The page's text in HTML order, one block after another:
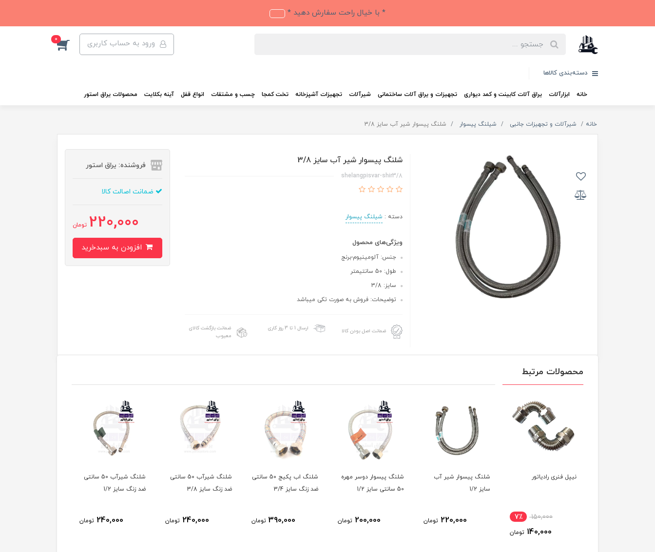
* با خیال راحت سفارش دهید *
ورود به حساب کاربری 0
دسته‌بندی کالاها
خانه ابزارآلات یراق آلات کابینت و کمد دیواری تجهیزات و یراق آلات ساختمانی شیرآلات تجهیزات آشپزخانه تخت کمجا چسب و مشتقات انواع قفل آینه بکلایت محصولات یراق استور
خانه شیرآلات و تجهیزات جانبی شیلنگ پیسوار شلنگ پیسوار شیر آب سایز 3/8
شلنگ پیسوار شیر آب سایز 3/8
shelangpisvar-shir3/8
دسته : شیلنگ پیسوار
ویژگی‌های محصول
جنس: آلومینیوم-برنج
طول: 50 سانتیمتر
سایز: 3/8
توضیحات: فروش به صورت تکی میباشد
ضمانت اصل بودن کالا ارسال 1 تا 3 روز کاری
ضمانت بازگشت کالای
معیوب
فروشنده: یراق استور
ضمانت اصالت کالا
220,000 تومان
محصولات مرتبط
نیپل فنری رادیاتور
150,000 7٪
140,000 تومان
شلنگ پیسوار شیر آب
سایز 1/2
220,000 تومان
شلنگ پیسوار دوسر مهره
50 سانتی سایز 1/2
200,000 تومان
شلنگ اب پکیج 50 سانتی
ضد زنگ سایز 3/4
390,000 تومان
شلنگ شیرآب 50 سانتی
ضد زنگ سایز 3/8
240,000 تومان
شلنگ شیرآب 50 سانتی
ضد زنگ سایز 1/2
240,000 تومان